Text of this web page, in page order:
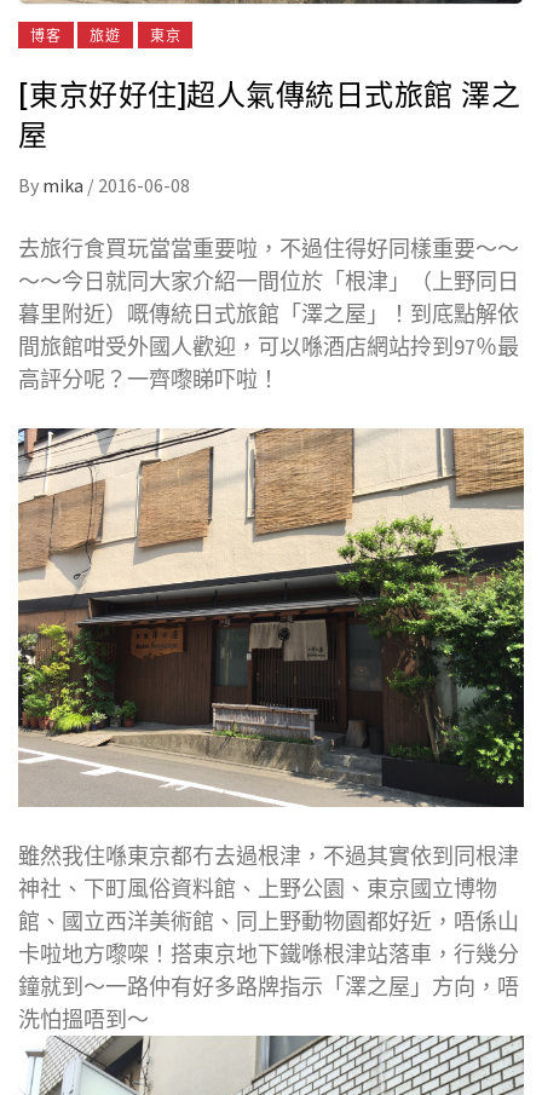
博客 旅遊 東京
[東京好好住]超人氣傳統日式旅館 澤之
屋
By mika / 2016-06-08
去旅行食買玩當當重要啦，不過住得好同樣重要～～
～～今日就同大家介紹一間位於「根津」（上野同日
暮里附近）嘅傳統日式旅館「澤之屋」！到底點解依
間旅館咁受外國人歡迎，可以喺酒店網站拎到97％最
高評分呢？一齊嚟睇吓啦！
雖然我住喺東京都冇去過根津，不過其實依到同根津
神社、下町風俗資料館、上野公園、東京國立博物
館、國立西洋美術館、同上野動物園都好近，唔係山
卡啦地方嚟㗎！搭東京地下鐵喺根津站落車，行幾分
鐘就到～一路仲有好多路牌指示「澤之屋」方向，唔
洗怕搵唔到～